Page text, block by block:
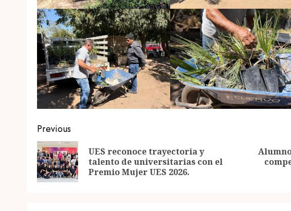
Post
navigation
Previous
Previous
UES reconoce trayectoria y
talento de universitarias con el
Premio Mujer UES 2026.